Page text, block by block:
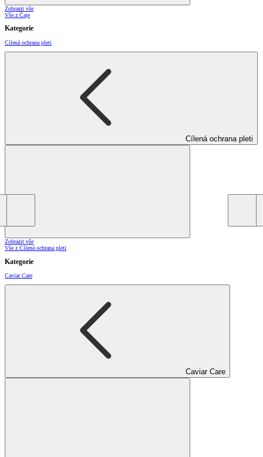
Zobrazit vše
Vše z Čaje
Kategorie
Cílená ochrana pleti
Cílená ochrana pleti
Zobrazit vše
Vše z Cílená ochrana pleti
Kategorie
Caviar Care
Caviar Care